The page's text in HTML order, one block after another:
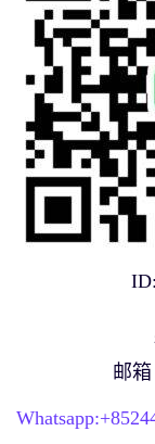
邮箱
Whatsapp:+